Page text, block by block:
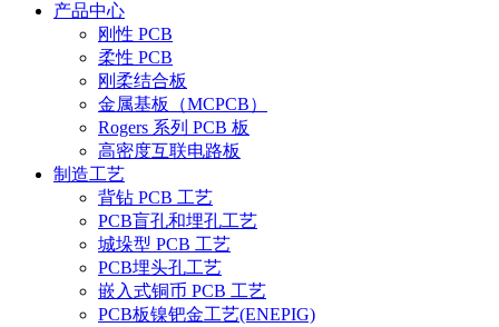
产品中心
刚性 PCB
柔性 PCB
刚柔结合板
金属基板（MCPCB）
Rogers 系列 PCB 板
高密度互联电路板
制造工艺
背钻 PCB 工艺
PCB盲孔和埋孔工艺
城垛型 PCB 工艺
PCB埋头孔工艺
嵌入式铜币 PCB 工艺
PCB板镍钯金工艺(ENEPIG)